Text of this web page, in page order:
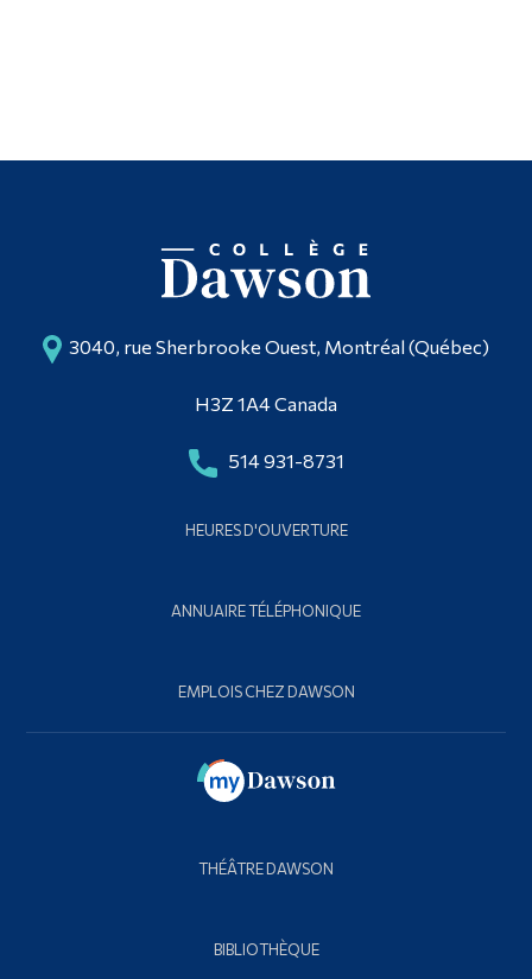
3040, rue Sherbrooke Ouest, Montréal (Québec)
H3Z 1A4 Canada
514 931-8731
HEURES D'OUVERTURE
ANNUAIRE TÉLÉPHONIQUE
EMPLOIS CHEZ DAWSON
THÉÂTRE DAWSON
BIBLIOTHÈQUE